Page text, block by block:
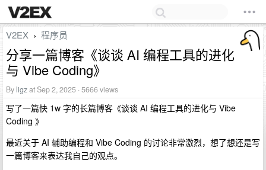
V2EX › 程序员
分享一篇博客《谈谈 AI 编程工具的进化
与 Vibe Coding》
By ligzat Sep 2, 2025 · 5666 views
写了一篇快 1w 字的长篇博客《谈谈 AI 编程工具的进化与 Vibe
Coding 》
最近关于 AI 辅助编程和 Vibe Coding 的讨论非常激烈，想了想还是写
一篇博客来表达我自己的观点。